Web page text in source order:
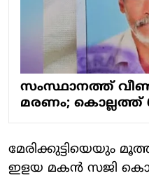
സംസ്ഥാനത്ത്
മരണം; കൊല്ലത്ത്
മേരിക്കുട്ടിയെയും
ഇളയ മകന്‍ സജി